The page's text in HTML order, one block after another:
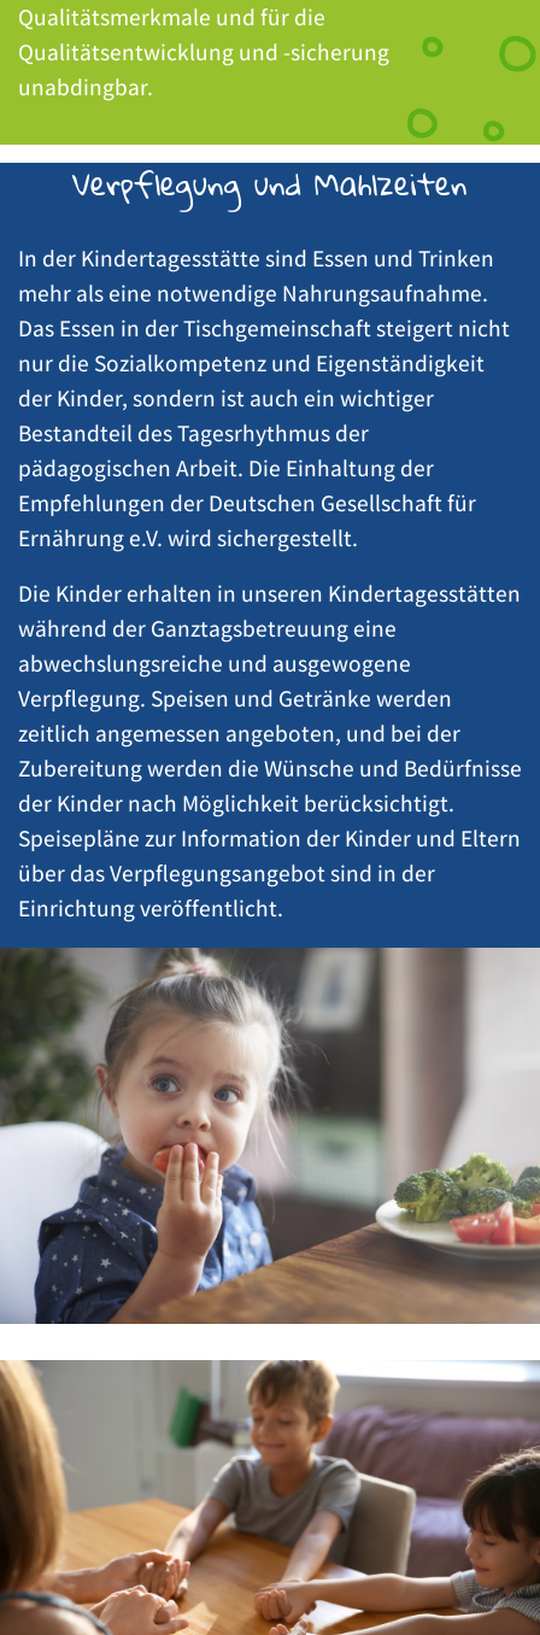
Qualitätsmerkmale und für die
Qualitätsentwicklung und -sicherung
unabdingbar.
Verpflegung und Mahlzeiten
In der Kindertagesstätte sind Essen und Trinken
mehr als eine notwendige Nahrungsaufnahme.
Das Essen in der Tischgemeinschaft steigert nicht
nur die Sozialkompetenz und Eigenständigkeit
der Kinder, sondern ist auch ein wichtiger
Bestandteil des Tagesrhythmus der
pädagogischen Arbeit. Die Einhaltung der
Empfehlungen der Deutschen Gesellschaft für
Ernährung e.V. wird sichergestellt.
Die Kinder erhalten in unseren Kindertagesstätten
während der Ganztagsbetreuung eine
abwechslungsreiche und ausgewogene
Verpflegung. Speisen und Getränke werden
zeitlich angemessen angeboten, und bei der
Zubereitung werden die Wünsche und Bedürfnisse
der Kinder nach Möglichkeit berücksichtigt.
Speisepläne zur Information der Kinder und Eltern
über das Verpflegungsangebot sind in der
Einrichtung veröffentlicht.